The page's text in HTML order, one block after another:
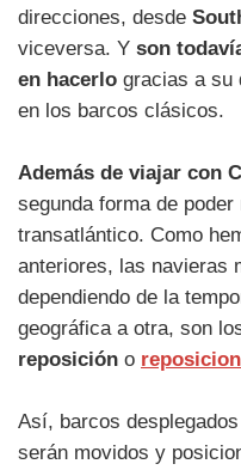
direcciones, desde
viceversa. Y son
en hacerlo gracias a su
en los barcos clásicos.
Además de viajar con
segunda forma de
transatlántico. Como
anteriores, las navieras
dependiendo de la
geográfica a otra, son
reposición o
Así, barcos
serán movidos y